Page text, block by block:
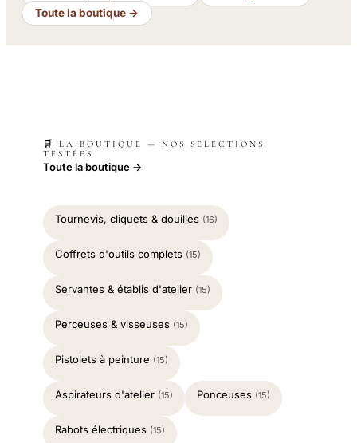
Toute la boutique →
🛒 LA BOUTIQUE — NOS SÉLECTIONS
TESTÉES
Toute la boutique →
Tournevis, cliquets & douilles (16)
Coffrets d'outils complets (15)
Servantes & établis d'atelier (15)
Perceuses & visseuses (15)
Pistolets à peinture (15)
Aspirateurs d'atelier (15) Ponceuses (15)
Rabots électriques (15)